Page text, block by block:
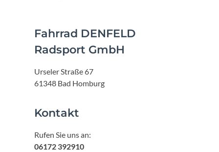
Fahrrad DENFELD
Radsport GmbH
Urseler Straße 67
61348 Bad Homburg
Kontakt
Rufen Sie uns an:
06172 392910